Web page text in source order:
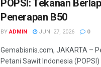
POPSI: Tekanan
Penerapan B50
BY ADMIN JUNI 27, 2026 0
Gemabisnis.com, JAKARTA –
Petani Sawit Indonesia